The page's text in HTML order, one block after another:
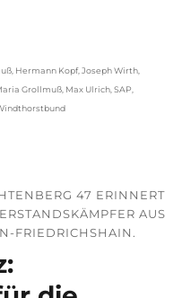
Hermann Kopf,Joseph Wirth
Grollmuß Max Ulrich ,SAP
47 ERINNERT
AUS
FRIEDRICHSHAIN.